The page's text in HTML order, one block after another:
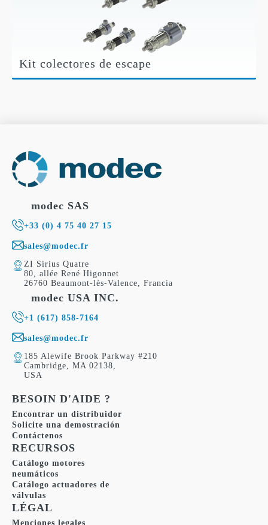
Kit colectores de escape
modec SAS
+33 (0) 4 75 40 27 15
sales@modec.fr
ZI Sirius Quatre
80, allée René Higonnet
26760 Beaumont-lès-Valence, Francia
modec USA INC.
+1 (617) 858-7164
sales@modec.fr
185 Alewife Brook Parkway #210
Cambridge, MA 02138,
USA
BESOIN D'AIDE ?
Encontrar un distribuidor
Solicite una demostración
Contáctenos
RECURSOS
Catálogo motores
neumáticos
Catálogo actuadores de
válvulas
LÉGAL
Menciones legales